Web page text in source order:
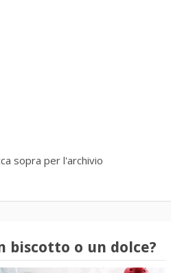
sopra per l'archivio
biscotto o un dolce?